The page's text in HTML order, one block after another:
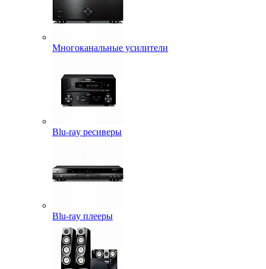
Многоканальные усилители
Blu-ray ресиверы
Blu-ray плееры